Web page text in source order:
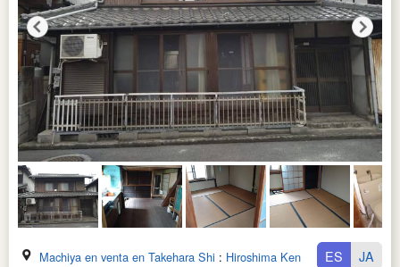
Machiya en venta en Takehara Shi : Hiroshima Ken ES JA